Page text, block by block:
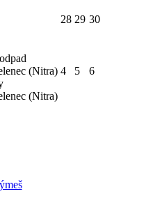
28 29 30
(Nitra)
(Nitra)
4 5 6